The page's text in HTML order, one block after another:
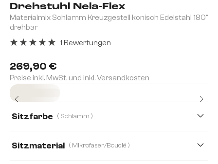
Drehstuhl Nela-Flex
Materialmix Schlamm Kreuzgestell konisch Edelstahl 180°
drehbar
269,90 €
Preise inkl. MwSt. und inkl. Versandkosten
1 Bewertungen
Sitzfarbe ( Schlamm )
Sitzmaterial ( Mikrofaser/Bouclé )